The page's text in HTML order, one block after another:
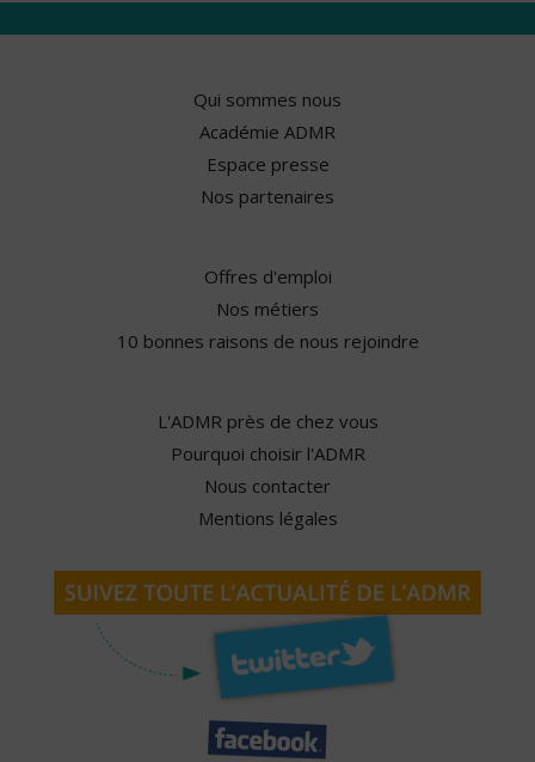
Qui sommes nous
Académie ADMR
Espace presse
Nos partenaires
Offres d'emploi
Nos métiers
10 bonnes raisons de nous rejoindre
L'ADMR près de chez vous
Pourquoi choisir l'ADMR
Nous contacter
Mentions légales